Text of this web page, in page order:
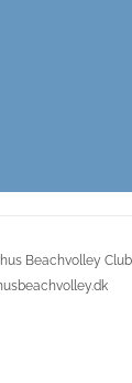
Beachvolley